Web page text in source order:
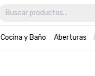
Cocina y Baño Aberturas